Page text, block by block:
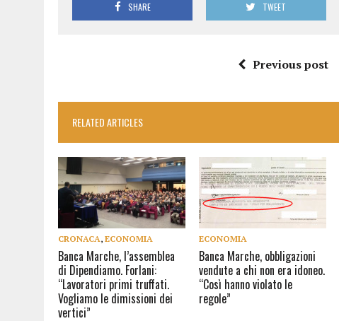
SHARE TWEET
Previous post
RELATED ARTICLES
CRONACA, ECONOMIA
Banca Marche, l’assemblea
di Dipendiamo. Forlani:
“Lavoratori primi truffati.
Vogliamo le dimissioni dei
vertici”
ECONOMIA
Banca Marche, obbligazioni
vendute a chi non era idoneo.
“Così hanno violato le
regole”